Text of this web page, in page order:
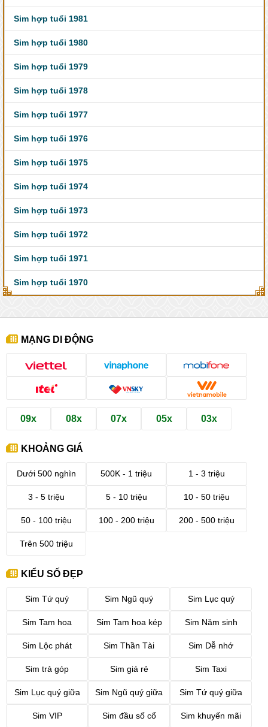
Sim hợp tuổi 1981
Sim hợp tuổi 1980
Sim hợp tuổi 1979
Sim hợp tuổi 1978
Sim hợp tuổi 1977
Sim hợp tuổi 1976
Sim hợp tuổi 1975
Sim hợp tuổi 1974
Sim hợp tuổi 1973
Sim hợp tuổi 1972
Sim hợp tuổi 1971
Sim hợp tuổi 1970
MẠNG DI ĐỘNG
09x 08x 07x 05x 03x
KHOẢNG GIÁ
Dưới 500 nghìn 500K - 1 triệu 1 - 3 triệu
3 - 5 triệu 5 - 10 triệu 10 - 50 triệu
50 - 100 triệu 100 - 200 triệu 200 - 500 triệu
Trên 500 triệu
KIỂU SỐ ĐẸP
Sim Tứ quý Sim Ngũ quý Sim Lục quý
Sim Tam hoa Sim Tam hoa kép Sim Năm sinh
Sim Lộc phát Sim Thần Tài Sim Dễ nhớ
Sim trả góp Sim giá rẻ Sim Taxi
Sim Lục quý giữa Sim Ngũ quý giữa Sim Tứ quý giữa
Sim VIP Sim đầu số cổ Sim khuyến mãi